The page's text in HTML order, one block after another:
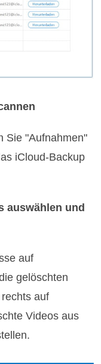
Sie "Aufnahmen"
iCloud-Backup
auswählen und
auf
gelöschten
auf
Videos aus